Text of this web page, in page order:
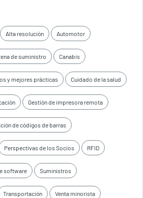
Alta resolución Automotor
de suministro Canabis
y mejores prácticas Cuidado de la salud
Gestión de impresora remota
de códigos de barras
Perspectivas de los Socios RFID
software Suministros
Transportación Venta minorista